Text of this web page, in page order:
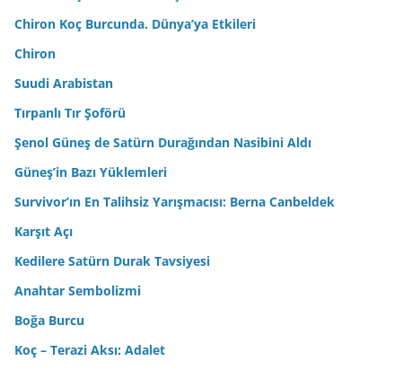
Chiron Koç Burcunda. Dünya’ya Etkileri
Chiron
Suudi Arabistan
Tırpanlı Tır Şoförü
Şenol Güneş de Satürn Durağından Nasibini Aldı
Güneş’in Bazı Yüklemleri
Survivor’ın En Talihsiz Yarışmacısı: Berna Canbeldek
Karşıt Açı
Kedilere Satürn Durak Tavsiyesi
Anahtar Sembolizmi
Boğa Burcu
Koç – Terazi Aksı: Adalet